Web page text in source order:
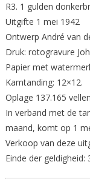
R3. 1 gulden
Uitgifte 1 mei 1942
Ontwerp André van
Druk: rotogravure
Papier met
Kamtanding: 12×12.
Oplage 137.165
In verband met de
maand, komt op 1
Verkoop van deze
Einde der geldigheid: